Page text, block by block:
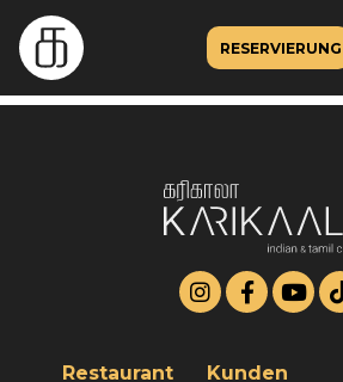
RESERVIERUNG
Restaurant Kunden